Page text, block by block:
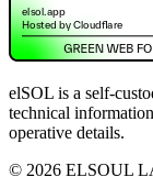
elSOL is a self-
technical
operative details.
© 2026 ELSOUL